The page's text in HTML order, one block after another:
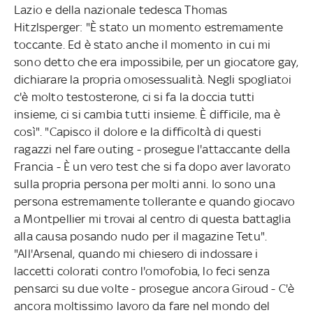
Lazio e della nazionale tedesca Thomas
Hitzlsperger: "È stato un momento estremamente
toccante. Ed è stato anche il momento in cui mi
sono detto che era impossibile, per un giocatore gay,
dichiarare la propria omosessualità. Negli spogliatoi
c'è molto testosterone, ci si fa la doccia tutti
insieme, ci si cambia tutti insieme. È difficile, ma è
così". "Capisco il dolore e la difficoltà di questi
ragazzi nel fare outing - prosegue l'attaccante della
Francia - È un vero test che si fa dopo aver lavorato
sulla propria persona per molti anni. Io sono una
persona estremamente tollerante e quando giocavo
a Montpellier mi trovai al centro di questa battaglia
alla causa posando nudo per il magazine Tetu".
"All'Arsenal, quando mi chiesero di indossare i
laccetti colorati contro l'omofobia, lo feci senza
pensarci su due volte - prosegue ancora Giroud - C'è
ancora moltissimo lavoro da fare nel mondo del